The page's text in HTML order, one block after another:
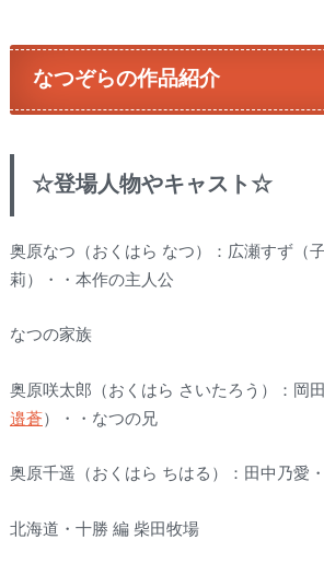
なつぞらの作品紹介
☆登場人物やキャスト☆
奥原なつ（おくはら なつ）：広瀬すず（
莉）・・本作の主人公
なつの家族
奥原咲太郎（おくはら さいたろう）：岡
邉蒼 ）・・なつの兄
奥原千遥（おくはら ちはる）：田中乃愛
北海道・十勝 編 柴田牧場